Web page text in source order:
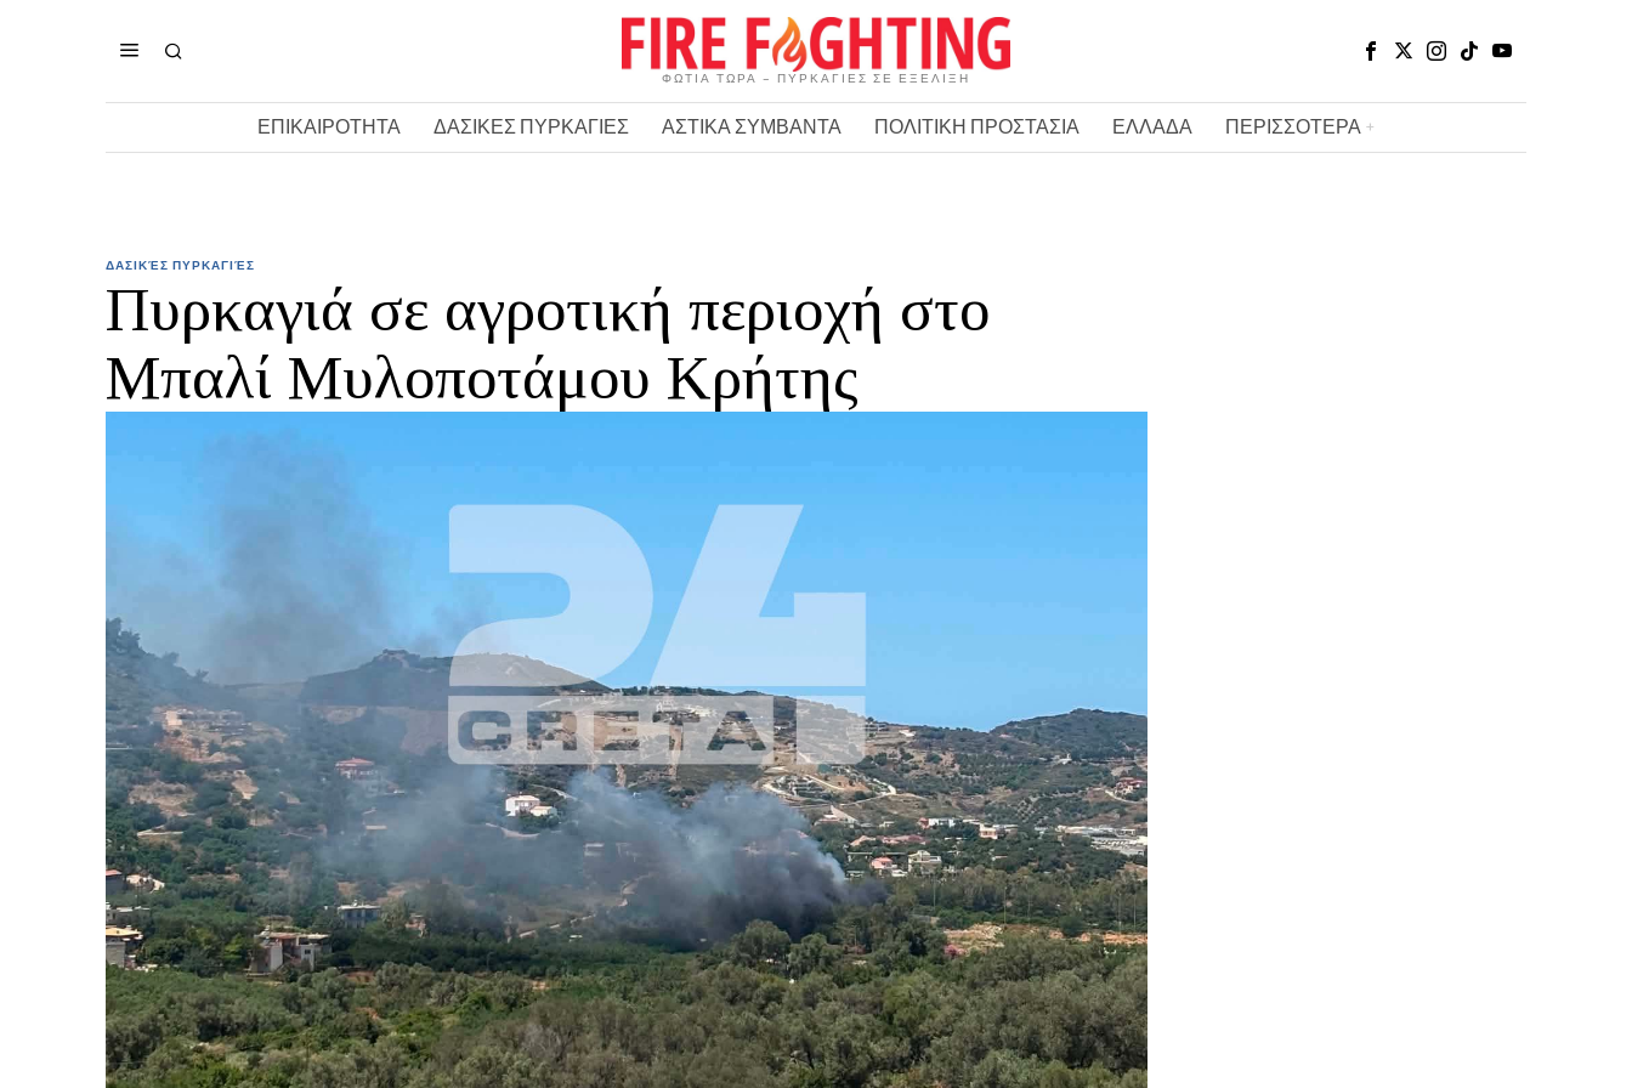
ΦΩΤΙΑ ΤΩΡΑ – ΠΥΡΚΑΓΙΕΣ ΣΕ ΕΞΕΛΙΞΗ
ΕΠΙΚΑΙΡΟΤΗΤΑ ΔΑΣΙΚΕΣ ΠΥΡΚΑΓΙΕΣ ΑΣΤΙΚΑ ΣΥΜΒΑΝΤΑ ΠΟΛΙΤΙΚΗ ΠΡΟΣΤΑΣΙΑ ΕΛΛΑΔΑ ΠΕΡΙΣΣΟΤΕΡΑ
ΔΑΣΙΚΈΣ ΠΥΡΚΑΓΙΈΣ
Πυρκαγιά σε αγροτική περιοχή στο
Μπαλί Μυλοποτάμου Κρήτης